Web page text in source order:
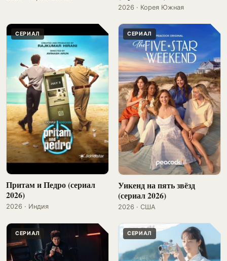
2026 · Корея Южная
СЕРИАЛ
Притам и Педро (сериал
2026)
2026 · Индия
СЕРИАЛ
Уикенд на пять звёзд
(сериал 2026)
2026 · США
СЕРИАЛ СЕРИАЛ